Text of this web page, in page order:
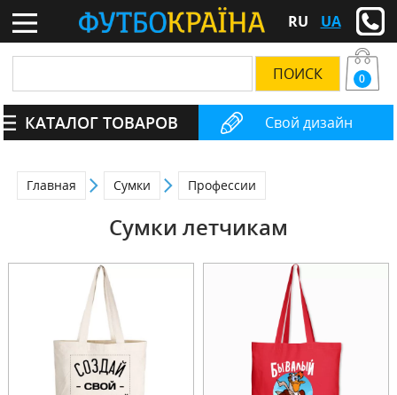
RU UA
Свой дизайн
0
КАТАЛОГ ТОВАРОВ
Главная Сумки Профессии
Сумки летчикам